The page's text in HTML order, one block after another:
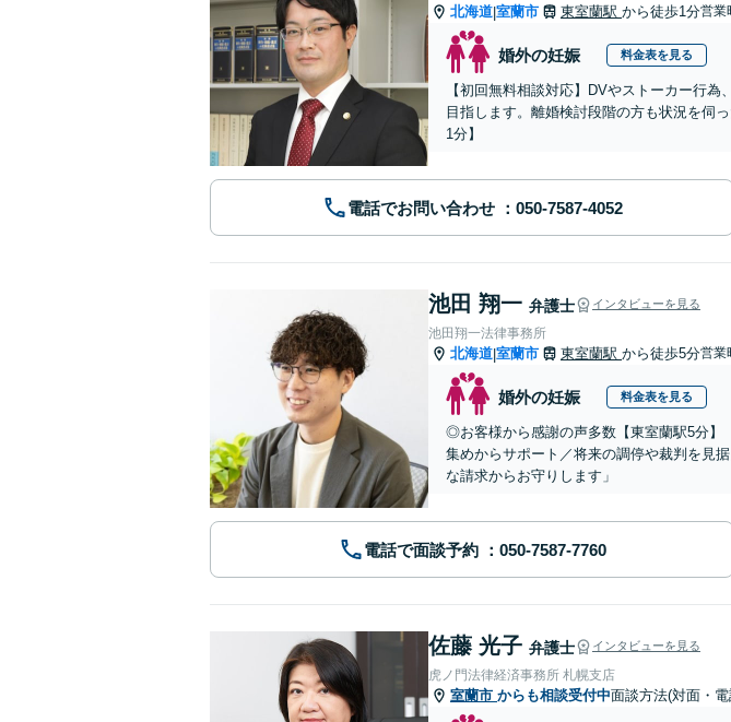
北海道|室蘭市 東室蘭駅 から徒歩1分営業
婚外の妊娠 料金表を見る
【初回無料相談対応】DVやストーカー行
目指します。離婚検討段階の方も状況を伺
1分】
電話でお問い合わせ
池田 翔一 弁護士 インタビューを見る
池田翔一法律事務所
北海道|室蘭市 東室蘭駅 から徒歩5分営業
婚外の妊娠 料金表を見る
◎お客様から感謝の声多数【東室蘭駅5分】
集めからサポート／将来の調停や裁判を見
な請求からお守りします」
電話で面談予約
佐藤 光子 弁護士 インタビューを見る
虎ノ門法律経済事務所 札幌支店
室蘭市 からも相談受付中面談方法(対面・